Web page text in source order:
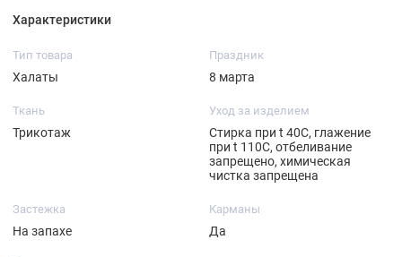
Характеристики
Тип товара
Халаты
Праздник
8 марта
Ткань
Трикотаж
Уход за изделием
Стирка при t 40С, глажение
при t 110С, отбеливание
запрещено, химическая
чистка запрещена
Застежка
На запахе
Карманы
Да